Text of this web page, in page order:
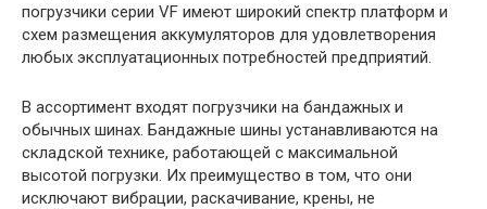
погрузчики серии VF имеют широкий спектр платформ и
схем размещения аккумуляторов для удовлетворения
любых эксплуатационных потребностей предприятий.
В ассортимент входят погрузчики на бандажных и
обычных шинах. Бандажные шины устанавливаются на
складской технике, работающей с максимальной
высотой погрузки. Их преимущество в том, что они
исключают вибрации, раскачивание, крены, не